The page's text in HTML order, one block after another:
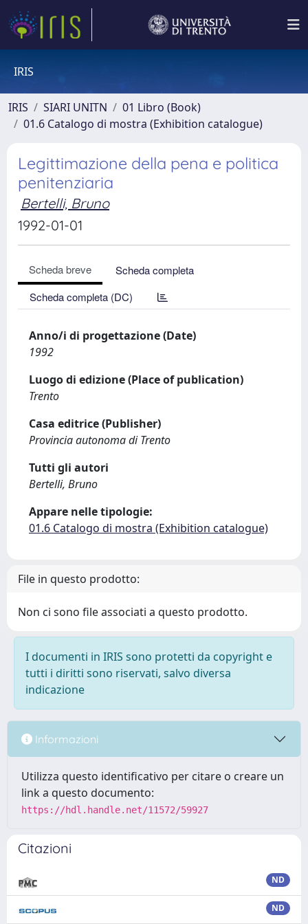
IRIS
IRIS SIARI UNITN
01 Libro (Book)
01.6 Catalogo di mostra (Exhibition catalogue)
Legittimazione della pena e politica
penitenziaria
Bertelli, Bruno
1992-01-01
Scheda breve
Scheda completa
Scheda completa (DC)
Anno/i di progettazione (Date)
1992
Luogo di edizione (Place of publication)
Trento
Casa editrice (Publisher)
Provincia autonoma di Trento
Tutti gli autori
Bertelli, Bruno
Appare nelle tipologie:
01.6 Catalogo di mostra (Exhibition catalogue)
File in questo prodotto:
Non ci sono file associati a questo prodotto.
I documenti in IRIS sono protetti da copyright e
tutti i diritti sono riservati, salvo diversa
indicazione
Informazioni
Utilizza questo identificativo per citare o creare un
link a questo documento:
https://hdl.handle.net/11572/59927
Citazioni
ND
ND